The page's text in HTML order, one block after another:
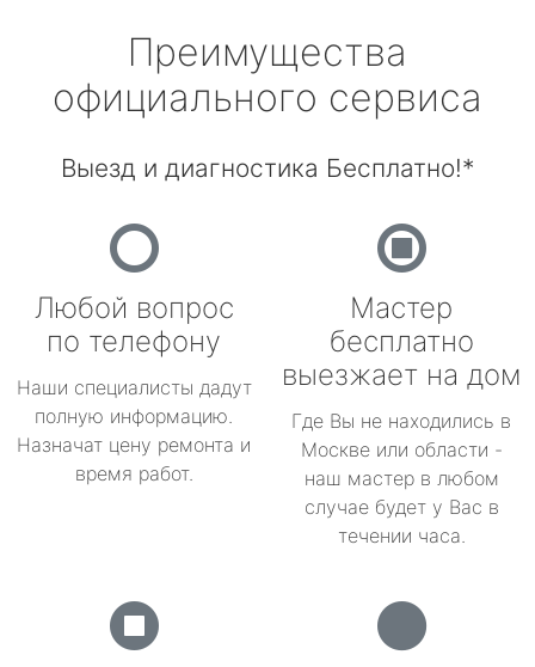
Преимущества
официального сервиса
Выезд и диагностика Бесплатно!*
Любой вопрос
по телефону
Наши специалисты дадут
полную информацию.
Назначат цену ремонта и
время работ.
Мастер
бесплатно
выезжает на дом
Где Вы не находились в
Москве или области -
наш мастер в любом
случае будет у Вас в
течении часа.